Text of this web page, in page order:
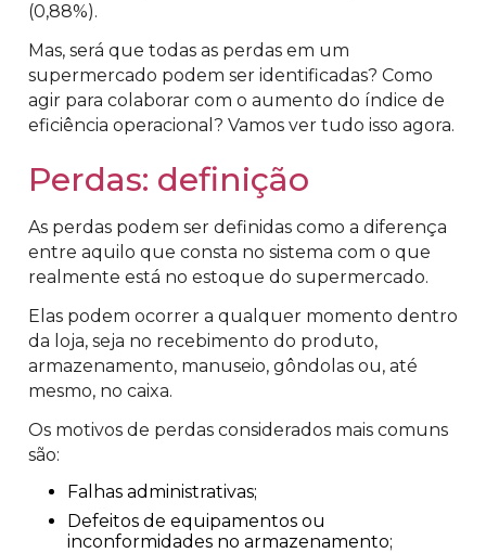
(0,88%).
Mas, será que todas as perdas em um
supermercado podem ser identificadas? Como
agir para colaborar com o aumento do índice de
eficiência operacional? Vamos ver tudo isso agora.
Perdas: definição
As perdas podem ser definidas como a diferença
entre aquilo que consta no sistema com o que
realmente está no estoque do supermercado.
Elas podem ocorrer a qualquer momento dentro
da loja, seja no recebimento do produto,
armazenamento, manuseio, gôndolas ou, até
mesmo, no caixa.
Os motivos de perdas considerados mais comuns
são:
Falhas administrativas;
Defeitos de equipamentos ou
inconformidades no armazenamento;